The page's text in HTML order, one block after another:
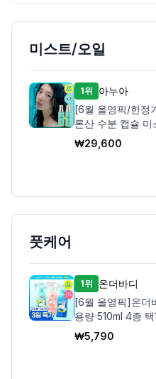
미스트/오일
1위
아누아
[6월 올영픽/한정
론산 수분 캡슐 미
₩29,600
풋케어
1위
온더바디
[6월 올영픽]온더
용량 510ml 4종
₩5,790